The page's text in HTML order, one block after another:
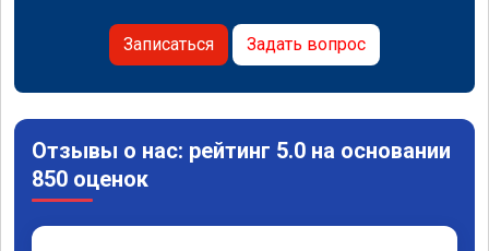
Записаться Задать вопрос
Отзывы о нас: рейтинг 5.0 на основании
850 оценок